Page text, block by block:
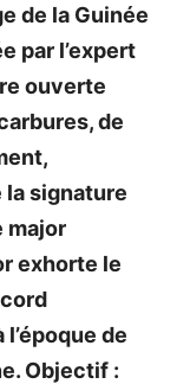
de la Guinée
par l’expert
ouverte
de
la signature
major
exhorte le
de
Objectif :